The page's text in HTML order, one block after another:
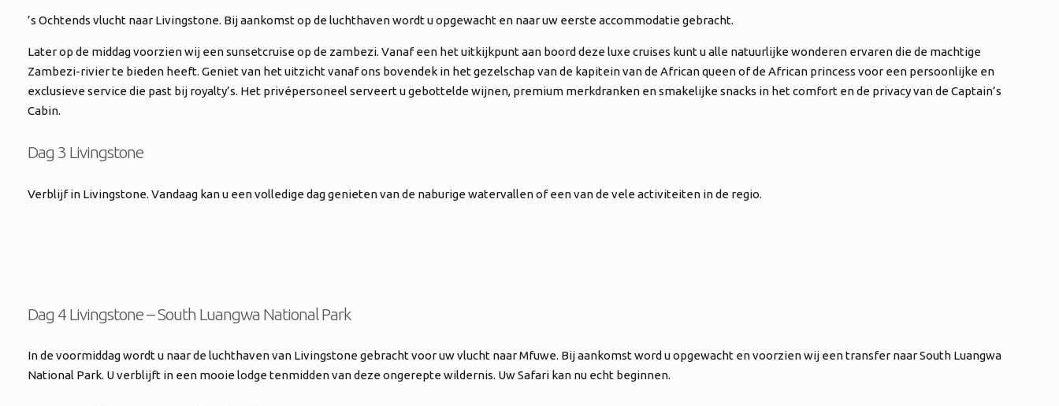
’s Ochtends vlucht naar Livingstone. Bij aankomst op de luchthaven wordt u opgewacht en naar uw eerste accommodatie gebracht.
Later op de middag voorzien wij een sunsetcruise op de zambezi. Vanaf een het uitkijkpunt aan boord deze luxe cruises kunt u alle natuurlijke wonderen ervaren die de machtige
Zambezi-rivier te bieden heeft. Geniet van het uitzicht vanaf ons bovendek in het gezelschap van de kapitein van de African queen of de African princess voor een persoonlijke en
exclusieve service die past bij royalty’s. Het privépersoneel serveert u gebottelde wijnen, premium merkdranken en smakelijke snacks in het comfort en de privacy van de Captain’s
Cabin.
Dag 3 Livingstone
Verblijf in Livingstone. Vandaag kan u een volledige dag genieten van de naburige watervallen of een van de vele activiteiten in de regio.
Dag 4 Livingstone – South Luangwa National Park
In de voormiddag wordt u naar de luchthaven van Livingstone gebracht voor uw vlucht naar Mfuwe. Bij aankomst word u opgewacht en voorzien wij een transfer naar South Luangwa
National Park. U verblijft in een mooie lodge tenmidden van deze ongerepte wildernis. Uw Safari kan nu echt beginnen.